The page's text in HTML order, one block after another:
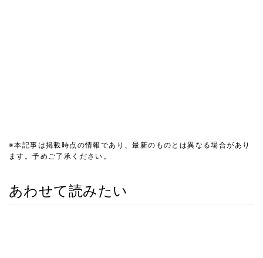
※本記事は掲載時点の情報であり、最新のものとは異なる場合があり
ます。予めご了承ください。
あわせて読みたい